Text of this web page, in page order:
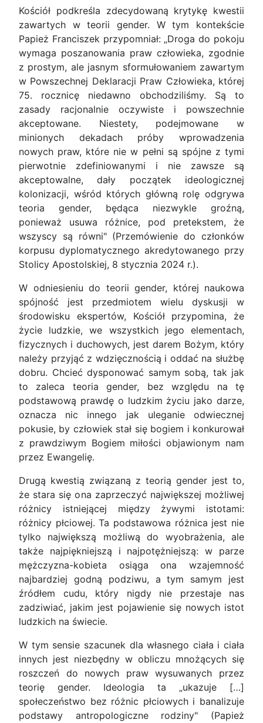
Kościół podkreśla zdecydowaną krytykę kwestii
zawartych w teorii gender. W tym kontekście
Papież Franciszek przypomniał: „Droga do pokoju
wymaga poszanowania praw człowieka, zgodnie
z prostym, ale jasnym sformułowaniem zawartym
w Powszechnej Deklaracji Praw Człowieka, której
75. rocznicę niedawno obchodziliśmy. Są to
zasady racjonalnie oczywiste i powszechnie
akceptowane. Niestety, podejmowane w
minionych dekadach próby wprowadzenia
nowych praw, które nie w pełni są spójne z tymi
pierwotnie zdefiniowanymi i nie zawsze są
akceptowalne, dały początek ideologicznej
kolonizacji, wśród których główną rolę odgrywa
teoria gender, będąca niezwykle groźną,
ponieważ usuwa różnice, pod pretekstem, że
wszyscy są równi" (Przemówienie do członków
korpusu dyplomatycznego akredytowanego przy
Stolicy Apostolskiej, 8 stycznia 2024 r.).
W odniesieniu do teorii gender, której naukowa
spójność jest przedmiotem wielu dyskusji w
środowisku ekspertów, Kościół przypomina, że
życie ludzkie, we wszystkich jego elementach,
fizycznych i duchowych, jest darem Bożym, który
należy przyjąć z wdzięcznością i oddać na służbę
dobru. Chcieć dysponować samym sobą, tak jak
to zaleca teoria gender, bez względu na tę
podstawową prawdę o ludzkim życiu jako darze,
oznacza nic innego jak uleganie odwiecznej
pokusie, by człowiek stał się bogiem i konkurował
z prawdziwym Bogiem miłości objawionym nam
przez Ewangelię.
Drugą kwestią związaną z teorią gender jest to,
że stara się ona zaprzeczyć największej możliwej
różnicy istniejącej między żywymi istotami:
różnicy płciowej. Ta podstawowa różnica jest nie
tylko największą możliwą do wyobrażenia, ale
także najpiękniejszą i najpotężniejszą: w parze
mężczyzna-kobieta osiąga ona wzajemność
najbardziej godną podziwu, a tym samym jest
źródłem cudu, który nigdy nie przestaje nas
zadziwiać, jakim jest pojawienie się nowych istot
ludzkich na świecie.
W tym sensie szacunek dla własnego ciała i ciała
innych jest niezbędny w obliczu mnożących się
roszczeń do nowych praw wysuwanych przez
teorię gender. Ideologia ta „ukazuje […]
społeczeństwo bez różnic płciowych i banalizuje
podstawy antropologiczne rodziny" (Papież